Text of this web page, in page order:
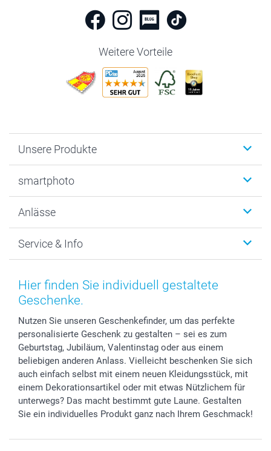
Weitere Vorteile
Unsere Produkte
Fotogeschenke
MyNameBook
Fotoabzüge, Fotos als Buch & Poster
Zubehör & Material
Foto-Kalender & Agenden
Geschenk-Gutscheine (PDF)
smartphoto
Warum smartphoto
Datenschutz
AGB
Impressum
Partnerprogramme
Investor Relations
B2B smartbusiness
Widerrufsrecht
Anlässe
Neujahr
Muttertag
Vatertag
Hochzeit
Geburtstag
Geburt
Zu allen Anlässen
Service & Info
Preise und Versandkosten
Lieferfristen
Zahlungsmöglichkeiten
Anmelden /Registrieren
Sitemap
Status der Bestellung
smartfriends
smartgarantie
Hier finden Sie individuell gestaltete
Geschenke.
Nutzen Sie unseren Geschenkefinder, um das perfekte
personalisierte Geschenk zu gestalten – sei es zum
Geburtstag, Jubiläum, Valentinstag oder aus einem
beliebigen anderen Anlass. Vielleicht beschenken Sie sich
auch einfach selbst mit einem neuen Kleidungsstück, mit
einem Dekorationsartikel oder mit etwas Nützlichem für
unterwegs? Das macht bestimmt gute Laune. Gestalten
Sie ein individuelles Produkt ganz nach Ihrem Geschmack!